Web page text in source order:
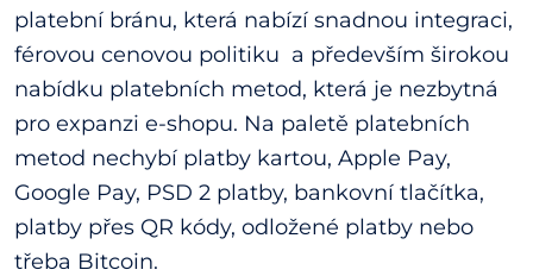
platební bránu, která nabízí snadnou integraci,
férovou cenovou politiku a především širokou
nabídku platebních metod, která je nezbytná
pro expanzi e-shopu. Na paletě platebních
metod nechybí platby kartou, Apple Pay,
Google Pay, PSD 2 platby, bankovní tlačítka,
platby přes QR kódy, odložené platby nebo
třeba Bitcoin.